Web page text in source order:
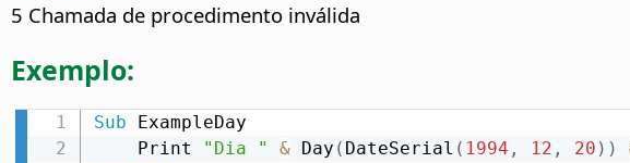
5 Chamada de procedimento inválida
Exemplo:
Sub ExampleDay
    Print
"Dia " & Day ( DateSerial ( 1994 , 12 , 20 ) )